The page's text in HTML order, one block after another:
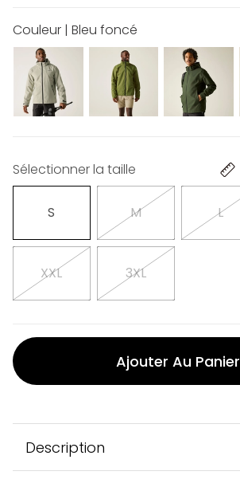
Couleur | Bleu foncé
Sélectionner la taille
S M L
XXL 3XL
Ajouter Au Panier
Description